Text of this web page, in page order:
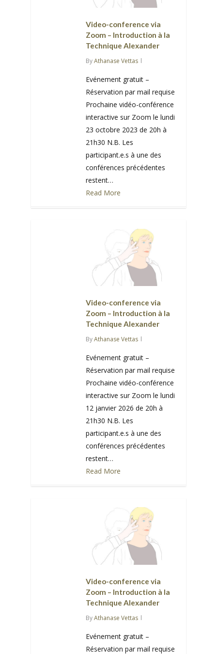
Video-conference via
Zoom – Introduction à la
Technique Alexander
ByAthanase Vettas
Evénement gratuit –
Réservation par mail requise
Prochaine vidéo-conférence
interactive sur Zoom le lundi
23 octobre 2023 de 20h à
21h30 N.B. Les
participant.e.s à une des
conférences précédentes
restent…
Read More
Video-conference via
Zoom – Introduction à la
Technique Alexander
ByAthanase Vettas
Evénement gratuit –
Réservation par mail requise
Prochaine vidéo-conférence
interactive sur Zoom le lundi
12 janvier 2026 de 20h à
21h30 N.B. Les
participant.e.s à une des
conférences précédentes
restent…
Read More
Video-conference via
Zoom – Introduction à la
Technique Alexander
ByAthanase Vettas
Evénement gratuit –
Réservation par mail requise